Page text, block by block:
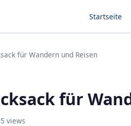
Startseite
für Wandern und Reisen
für
views